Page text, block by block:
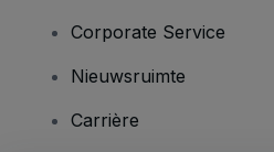
Corporate Service
Nieuwsruimte
Carrière